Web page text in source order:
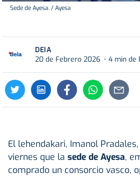
Sede de Ayesa. / Ayesa
DEIA
20 de Febrero 2026
4 min de
El lehendakari, Imanol
viernes que la sede de Ayesa,
comprado un consorcio vasco,